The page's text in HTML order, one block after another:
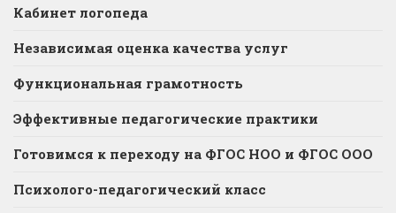
Кабинет логопеда
Независимая оценка качества услуг
Функциональная грамотность
Эффективные педагогические практики
Готовимся к переходу на ФГОС НОО и ФГОС ООО
Психолого-педагогический класс